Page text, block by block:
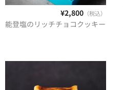
¥2,800（税込）
能登塩のリッチチョコクッキー